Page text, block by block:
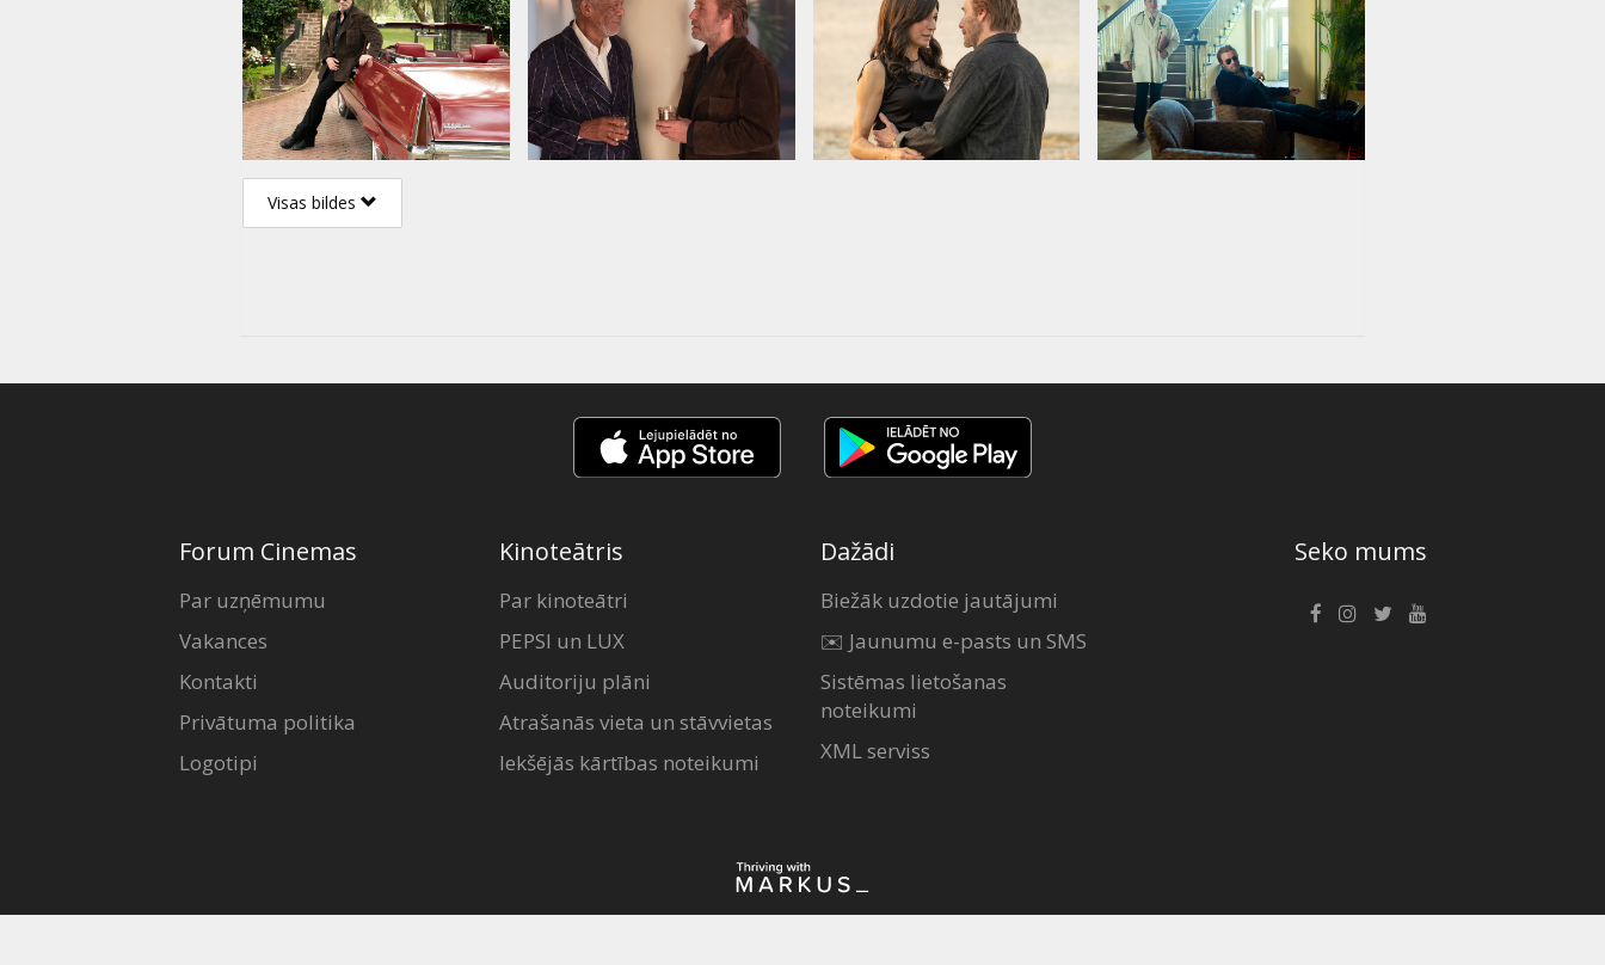
Visas bildes
Forum Cinemas
Par uzņēmumu
Vakances
Kontakti
Privātuma politika
Logotipi
Kinoteātris
Par kinoteātri
PEPSI un LUX
Auditoriju plāni
Atrašanās vieta un stāvvietas
Iekšējās kārtības noteikumi
Dažādi
Biežāk uzdotie jautājumi
✉️ Jaunumu e-pasts un SMS
Sistēmas lietošanas
noteikumi
XML serviss
Seko mums